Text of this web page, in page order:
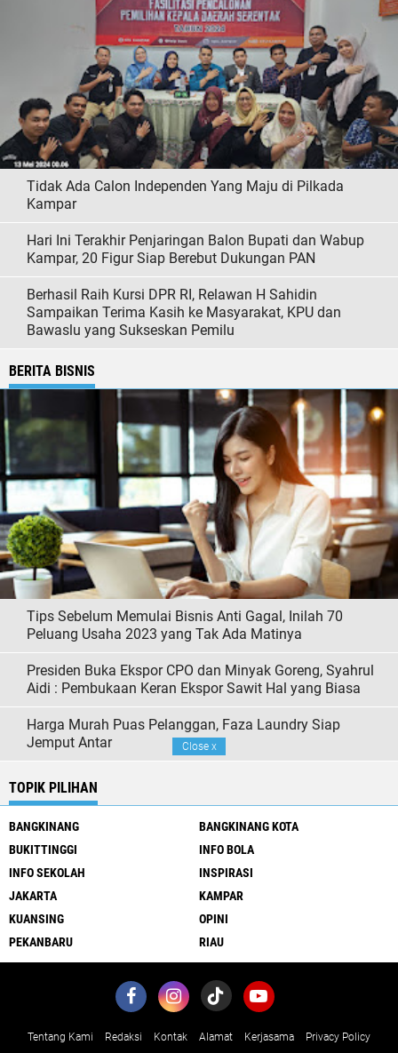
Tidak Ada Calon Independen Yang Maju di Pilkada
Kampar
Hari Ini Terakhir Penjaringan Balon Bupati dan Wabup
Kampar, 20 Figur Siap Berebut Dukungan PAN
Berhasil Raih Kursi DPR RI, Relawan H Sahidin
Sampaikan Terima Kasih ke Masyarakat, KPU dan
Bawaslu yang Sukseskan Pemilu
BERITA BISNIS
Tips Sebelum Memulai Bisnis Anti Gagal, Inilah 70
Peluang Usaha 2023 yang Tak Ada Matinya
Presiden Buka Ekspor CPO dan Minyak Goreng, Syahrul
Aidi : Pembukaan Keran Ekspor Sawit Hal yang Biasa
Harga Murah Puas Pelanggan, Faza Laundry Siap
Jemput Antar
TOPIK PILIHAN
BANGKINANG
BANGKINANG KOTA
BUKITTINGGI
INFO BOLA
INFO SEKOLAH
INSPIRASI
JAKARTA
KAMPAR
KUANSING
OPINI
PEKANBARU
RIAU
Tentang Kami Redaksi Kontak Alamat Kerjasama
Privacy Policy
Close x